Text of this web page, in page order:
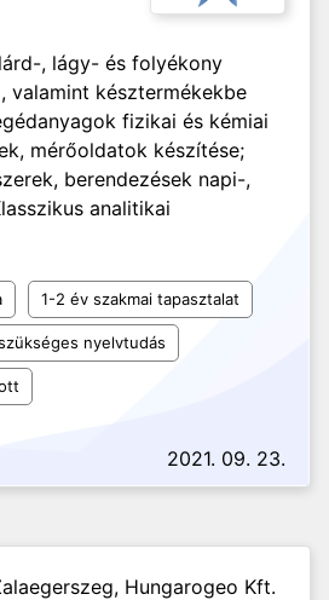
, lágy- és folyékony
valamint késztermékekbe
fizikai és kémiai
mérőoldatok készítése;
berendezések napi-,
analitikai
1-2 év szakmai tapasztalat
nyelvtudás
2021. 09. 23.
Hungarogeo Kft.